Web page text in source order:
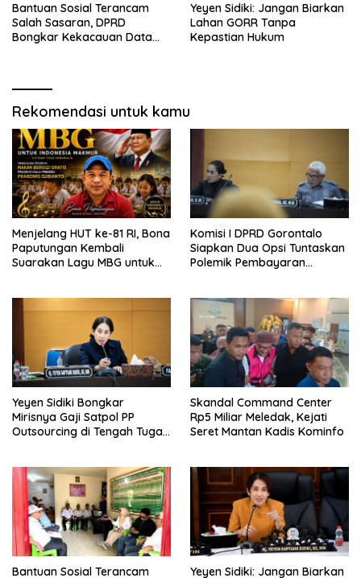
Bantuan Sosial Terancam
Salah Sasaran, DPRD
Bongkar Kekacauan Data
Yeyen Sidiki: Jangan Biarkan
Lahan GORR Tanpa
Kepastian Hukum
Rekomendasi untuk kamu
Menjelang HUT ke-81 RI, Bona
Paputungan Kembali
Suarakan Lagu MBG untuk
Komisi I DPRD Gorontalo
Siapkan Dua Opsi Tuntaskan
Polemik Pembayaran
Yeyen Sidiki Bongkar
Mirisnya Gaji Satpol PP
Outsourcing di Tengah Tugas
Skandal Command Center
Rp5 Miliar Meledak, Kejati
Seret Mantan Kadis Kominfo
Bantuan Sosial Terancam Yeyen Sidiki: Jangan Biarkan